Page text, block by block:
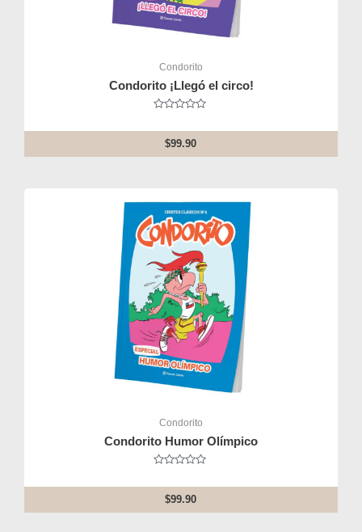
Condorito
Condorito ¡Llegó el circo!
out
5
$99.90
Condorito
Condorito Humor Olímpico
out
5
$99.90